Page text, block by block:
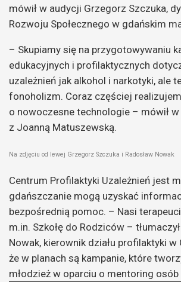
mówił w audycji Grzegorz Szczuka,
Rozwoju Społecznego w gdańskim
– Skupiamy się na przygotowywaniu
edukacyjnych i profilaktycznych
uzależnień jak alkohol i narkotyki, ale
fonoholizm. Coraz częściej
o nowoczesne technologie – mówił
z Joanną Matuszewską.
Na zdjęciu od lewej Grzegorz Szczuka i Radosław Nowak
Centrum Profilaktyki Uzależnień jest
gdańszczanie mogą uzyskać
bezpośrednią pomoc. – Nasi
m.in. Szkołę do Rodziców –
Nowak, kierownik działu profilaktyki w
że w planach są kampanie, które
młodzież w oparciu o mentoring osób